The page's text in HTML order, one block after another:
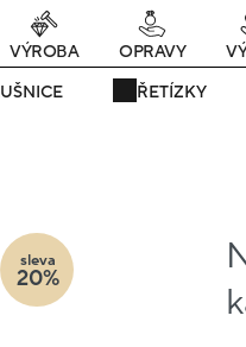
Kód: SRPEN20 25
ŘETÍZKY
VÝROBA OPRAVY
sleva
20%